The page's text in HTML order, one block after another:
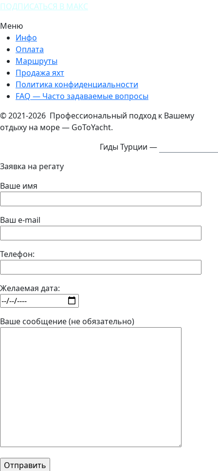
ПОДПИСАТЬСЯ В МАКС
Меню
Инфо
Оплата
Маршруты
Продажа яхт
Политика конфиденциальности
FAQ — Часто задаваемые вопросы
© 2021-2026 Профессиональный подход к Вашему
отдыху на море — GoToYacht.
Гиды Турции —
Заявка на регату
Ваше имя
Ваш e-mail
Телефон:
Желаемая дата:
Ваше сообщение (не обязательно)